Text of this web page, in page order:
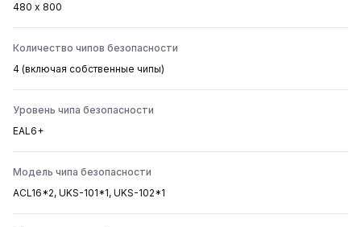
480 х 800
Количество чипов безопасности
4 (включая собственные чипы)
Уровень чипа безопасности
EAL6+
Модель чипа безопасности
ACL16*2, UKS-101*1, UKS-102*1